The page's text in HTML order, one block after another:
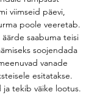
viimseid päevi,
poole veeretab.
saabuma teisi
soojendada
vanade
esitatakse.
tekib väike lootus.